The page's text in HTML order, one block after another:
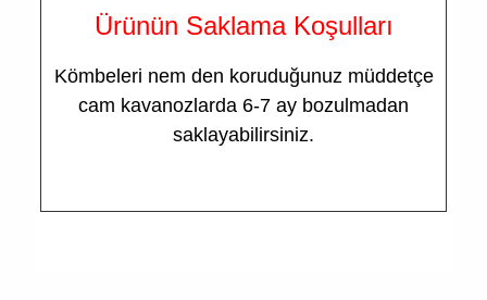
Ürünün Saklama Koşulları
Kömbeleri nem den koruduğunuz müddetçe
cam kavanozlarda 6-7 ay bozulmadan
saklayabilirsiniz.